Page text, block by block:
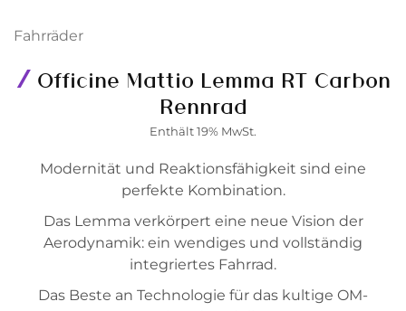
Fahrräder
Officine Mattio Lemma RT Carbon
Rennrad
Enthält 19% MwSt.
Modernität und Reaktionsfähigkeit sind eine
perfekte Kombination.
Das Lemma verkörpert eine neue Vision der
Aerodynamik: ein wendiges und vollständig
integriertes Fahrrad.
Das Beste an Technologie für das kultige OM-